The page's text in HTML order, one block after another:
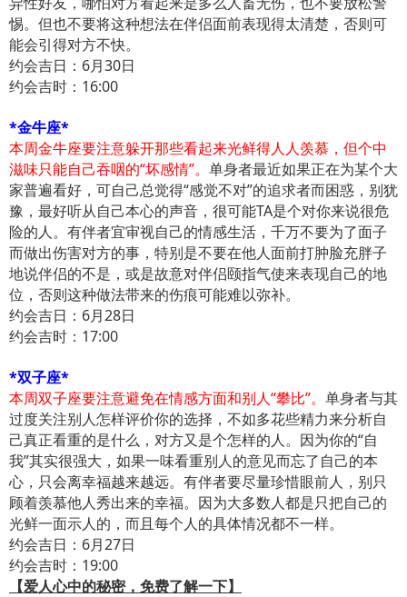
惕。但也不要将这种想法在伴侣面前表现得太清楚，否则可
能会引得对方不快。
约会吉日：6月30日
约会吉时：16:00
*金牛座*
本周金牛座要注意躲开那些看起来光鲜得人人羡慕，但个中
滋味只能自己吞咽的“坏感情”。 单身者最近如果正在为某个大
家普遍看好，可自己总觉得“感觉不对”的追求者而困惑，别犹
豫，最好听从自己本心的声音，很可能TA是个对你来说很危
险的人。有伴者宜审视自己的情感生活，千万不要为了面子
而做出伤害对方的事，特别是不要在他人面前打肿脸充胖子
地说伴侣的不是，或是故意对伴侣颐指气使来表现自己的地
位，否则这种做法带来的伤痕可能难以弥补。
约会吉日：6月28日
约会吉时：17:00
*双子座*
本周双子座要注意避免在情感方面和别人“攀比”。 单身者与其
过度关注别人怎样评价你的选择，不如多花些精力来分析自
己真正看重的是什么，对方又是个怎样的人。因为你的“自
我”其实很强大，如果一味看重别人的意见而忘了自己的本
心，只会离幸福越来越远。有伴者要尽量珍惜眼前人，别只
顾着羡慕他人秀出来的幸福。因为大多数人都是只把自己的
光鲜一面示人的，而且每个人的具体情况都不一样。
约会吉日：6月27日
约会吉时：19:00
【爱人心中的秘密，免费了解一下】